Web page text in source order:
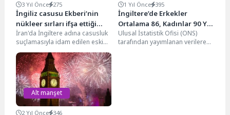
3 Yıl Önce 275
İngiliz casusu Ekberi’nin
nükleer sırları ifşa ettiği
ortaya çıktı
İran'da İngiltere adına casusluk
suçlamasıyla idam edilen eski
Savunma Bakan Yardımcısı
Ekberi'nin, Fordo'daki uranyum
zenginleştirme...
1 Yıl Önce 395
İngiltere’de Erkekler
Ortalama 86, Kadınlar 90 Yıl
Yaşıyor
Ulusal İstatistik Ofisi (ONS)
tarafından yayımlanan verilere
Alt manşet
2 Yıl Önce 346